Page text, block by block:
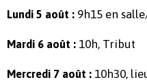
Lundi 5 août : 9h15 en
Mardi 6 août : 10h, Tribut
Mercredi 7 août : 10h30,